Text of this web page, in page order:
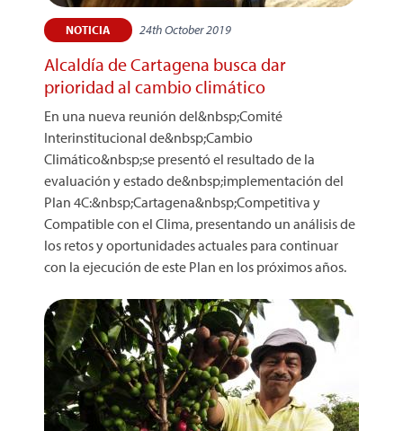
NOTICIA 24th October 2019
Alcaldía de Cartagena busca dar
prioridad al cambio climático
En una nueva reunión del&nbsp;Comité
Interinstitucional de&nbsp;Cambio
Climático&nbsp;se presentó el resultado de la
evaluación y estado de&nbsp;implementación del
Plan 4C:&nbsp;Cartagena&nbsp;Competitiva y
Compatible con el Clima, presentando un análisis de
los retos y oportunidades actuales para continuar
con la ejecución de este Plan en los próximos años.